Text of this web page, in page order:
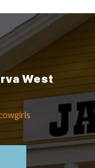
West